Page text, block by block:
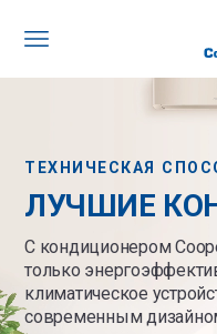
ТЕХНИЧЕСКАЯ
ЛУЧШИЕ
С кондиционером
только
климатическое
современным